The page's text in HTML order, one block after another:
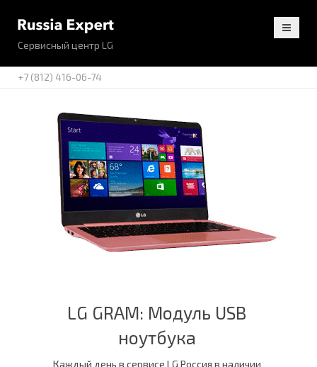
Сервисный центр LG
+7 (812) 416-06-74
LG GRAM: Модуль USB
ноутбука
Каждый день в сервисе LG Россия в наличии